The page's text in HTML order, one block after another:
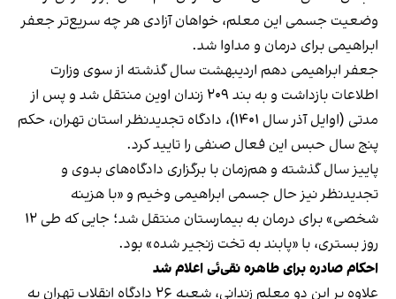
وضعیت جسمی این معلم، خواهان آزادی هر چه سریع‌تر جعفر
ابراهیمی برای درمان و مداوا شد.
جعفر ابراهیمی دهم اردیبهشت‌ سال گذشته از سوی وزارت
اطلاعات بازداشت و به بند ۲۰۹ زندان اوین منتقل شد و پس از
مدتی (اوایل آذر سال ۱۴۰۱)، دادگاه تجدید‌نظر استان تهران، حکم
پنج سال حبس این فعال صنفی را تایید کرد.
پاییز سال گذشته و هم‌زمان با برگزاری دادگاه‌های بدوی و
تجدید‌نظر نیز حال جسمی ابراهیمی وخیم و «با هزینه
شخصی» برای درمان به بیمارستان منتقل شد؛ جایی که طی ۱۲
روز بستری، با «پابند به تخت زنجیر شده» بود.
احکام صادره برای طاهره نقی‌ئی اعلام شد
علاوه بر این دو معلم زندانی،‌ شعبه ۲۶ دادگاه انقلاب تهران به